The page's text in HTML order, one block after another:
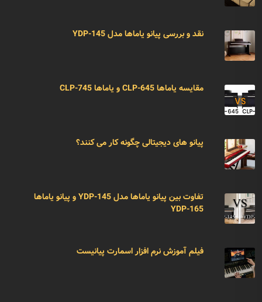
نقد و بررسی پیانو یاماها مدل YDP-145
مقایسه یاماها CLP-645 و یاماها CLP-745
پیانو های دیجیتالی چگونه کار می کنند؟
تفاوت بین پیانو یاماها مدل YDP-145 و پیانو یاماها
YDP-165
فیلم آموزش نرم افزار اسمارت پیانیست